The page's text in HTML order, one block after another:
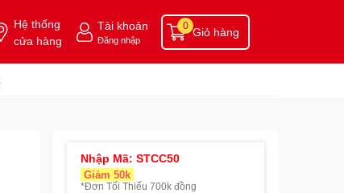
Hệ thống
cửa hàng
Tài khoản
Đăng nhập
Giỏ hàng
0
Nhập Mã: STCC50
Giảm 50k
*Đơn Tối Thiểu 700k đồng